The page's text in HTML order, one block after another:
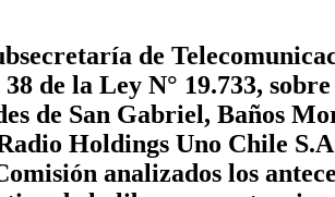
de
de la Ley N° 19.733,
de San Gabriel, Baños
Holdings Uno Chile
analizados los